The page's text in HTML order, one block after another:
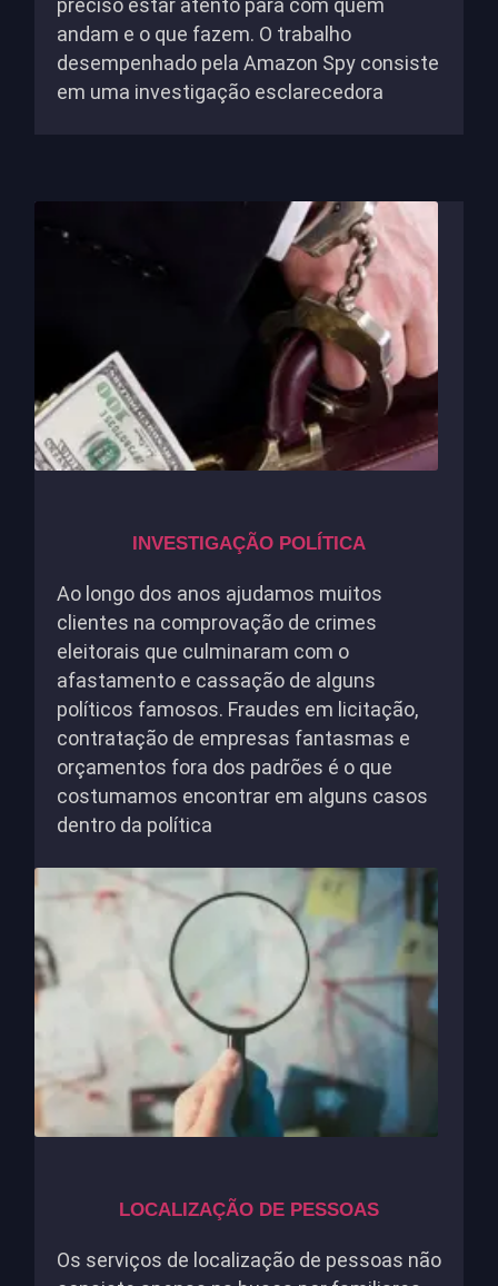
preciso estar atento para com quem
andam e o que fazem. O trabalho
desempenhado pela Amazon Spy consiste
em uma investigação esclarecedora
INVESTIGAÇÃO POLÍTICA
Ao longo dos anos ajudamos muitos
clientes na comprovação de crimes
eleitorais que culminaram com o
afastamento e cassação de alguns
políticos famosos. Fraudes em licitação,
contratação de empresas fantasmas e
orçamentos fora dos padrões é o que
costumamos encontrar em alguns casos
dentro da política
LOCALIZAÇÃO DE PESSOAS
Os serviços de localização de pessoas não